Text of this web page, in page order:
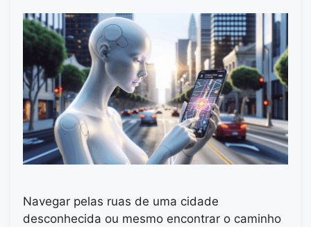
Navegar pelas ruas de uma cidade
desconhecida ou mesmo encontrar o caminho